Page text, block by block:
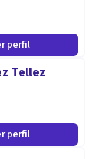
perfil
Tellez
perfil